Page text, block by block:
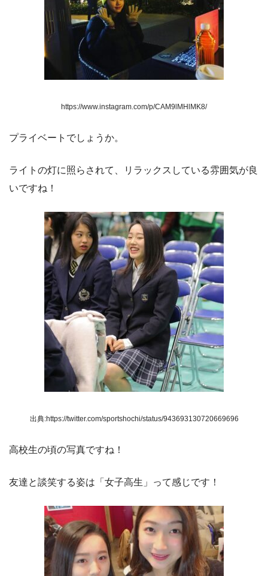
https://www.instagram.com/p/CAM9lMHlMK8/
プライベートでしょうか。
ライトの灯に照らされて、リラックスしている雰囲気が良
いですね！
出典:https://twitter.com/sportshochi/status/943693130720669696
高校生の頃の写真ですね！
友達と談笑する姿は「女子高生」って感じです！